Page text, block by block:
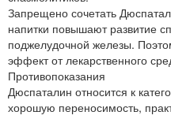
Запрещено сочетать
напитки повышают развитие
поджелудочной железы.
эффект от лекарственного
Противопоказания
Дюспаталин относится к
хорошую переносимость,